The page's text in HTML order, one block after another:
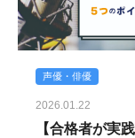
声優・俳優
2026.01.22
【合格者が実